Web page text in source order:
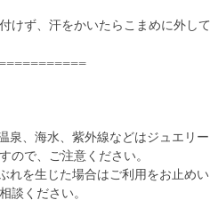
けず、汗をかいたらこまめに外して
泉、海水、紫外線などはジュエリー
ので、ご注意ください。
れを生じた場合はご利用をお止めい
談ください。